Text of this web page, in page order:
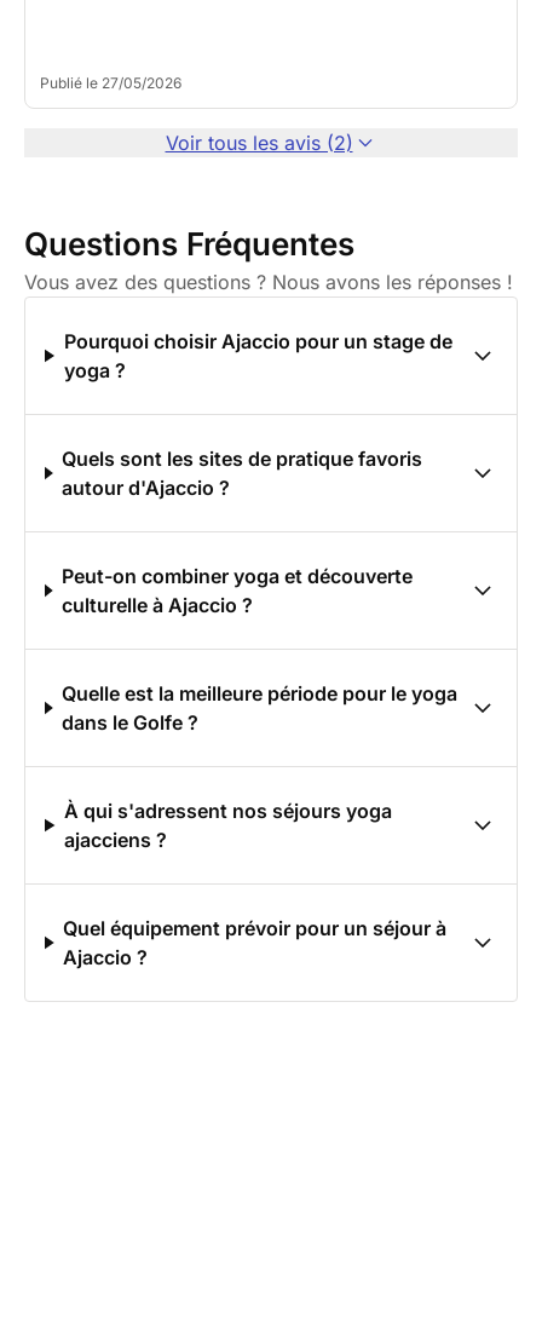
Publié le 27/05/2026
Voir tous les avis (2)
Questions Fréquentes
Vous avez des questions ? Nous avons les réponses !
Pourquoi choisir Ajaccio pour un stage de
yoga ?
Quels sont les sites de pratique favoris
autour d'Ajaccio ?
Peut-on combiner yoga et découverte
culturelle à Ajaccio ?
Quelle est la meilleure période pour le yoga
dans le Golfe ?
À qui s'adressent nos séjours yoga
ajacciens ?
Quel équipement prévoir pour un séjour à
Ajaccio ?